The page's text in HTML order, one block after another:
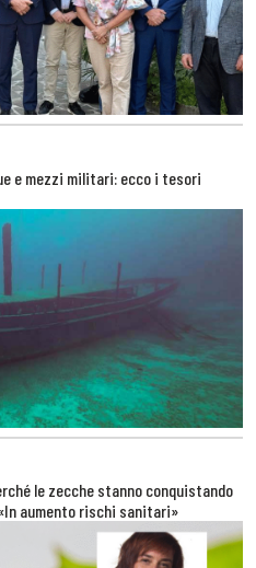
e mezzi militari: ecco i tesori
le zecche stanno conquistando
aumento rischi sanitari»